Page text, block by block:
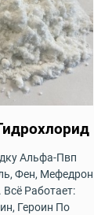
Альфа-Пвп
Фен, Мефедрон
Работает:
Героин По